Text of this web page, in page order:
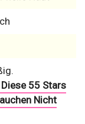
55 Stars
Nicht